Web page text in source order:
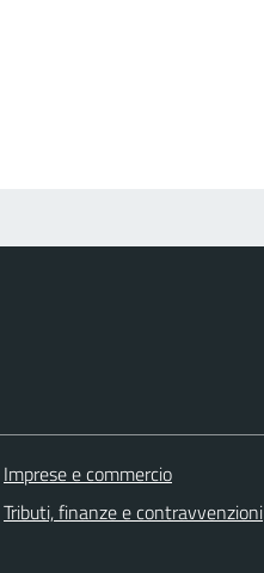
Imprese e commercio
Tributi, finanze e contravvenzioni